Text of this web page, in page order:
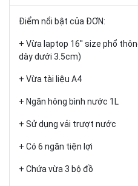
Điểm nổi bật của ĐƠN:
+ Vừa laptop 16'' size phổ
dày dưới 3.5cm)
+ Vừa tài liệu A4
+ Ngăn hông bình nước 1L
+ Sử dụng vải trượt nước
+ Có 6 ngăn tiện lợi
+ Chứa vừa 3 bộ đồ